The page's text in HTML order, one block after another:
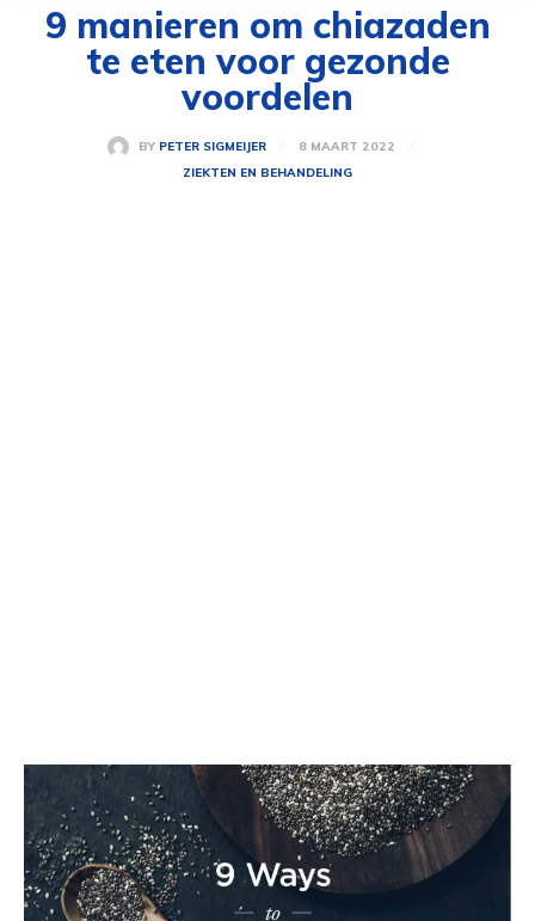
9 manieren om chiazaden
te eten voor gezonde
voordelen
BY PETER SIGMEIJER
8 MAART 2022
ZIEKTEN EN BEHANDELING